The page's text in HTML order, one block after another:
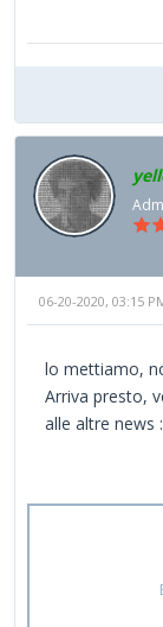
06-20-2020, 03:15
lo mettiamo,
Arriva presto,
alle altre news